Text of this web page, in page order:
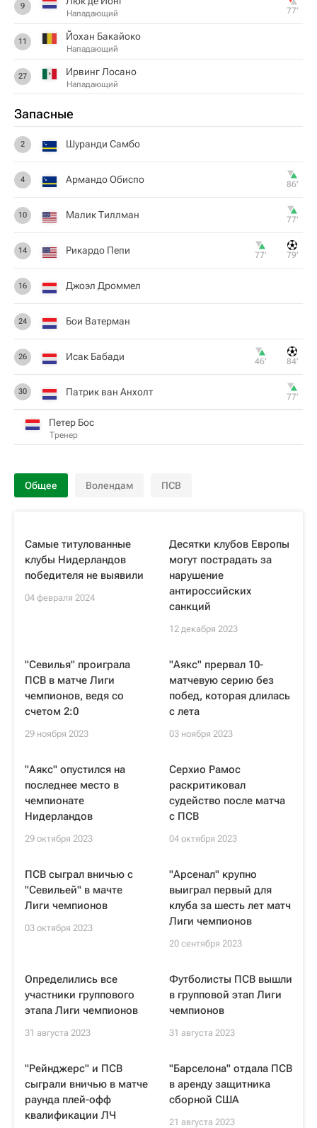
9
Нападающий 77‎’‎
11 Йохан Бакайоко
Нападающий
27 Ирвинг Лосано
Нападающий
Запасные
2 Шуранди Самбо
4 Армандо Обиспо 86‎’‎
10 Малик Тиллман 77‎’‎
14 Рикардо Пепи 77‎’‎ 79‎’‎
16 Джоэл Дроммел
24 Бои Ватерман
26 Исак Бабади 46‎’‎ 84‎’‎
30 Патрик ван Анхолт 77‎’‎
Петер Бос
Тренер
Общее Волендам ПСВ
Самые титулованные
клубы Нидерландов
победителя не выявили
04 февраля 2024
Десятки клубов Европы
могут пострадать за
нарушение
антироссийских
санкций
12 декабря 2023
"Севилья" проиграла
ПСВ в матче Лиги
чемпионов, ведя со
счетом 2:0
29 ноября 2023
"Аякс" прервал 10-
матчевую серию без
побед, которая длилась
с лета
03 ноября 2023
"Аякс" опустился на
последнее место в
чемпионате
Нидерландов
29 октября 2023
Серхио Рамос
раскритиковал
судейство после матча
с ПСВ
04 октября 2023
ПСВ сыграл вничью с
"Севильей" в мачте
Лиги чемпионов
03 октября 2023
"Арсенал" крупно
выиграл первый для
клуба за шесть лет матч
Лиги чемпионов
20 сентября 2023
Определились все
участники группового
этапа Лиги чемпионов
31 августа 2023
Футболисты ПСВ вышли
в групповой этап Лиги
чемпионов
31 августа 2023
"Рейнджерс" и ПСВ
сыграли вничью в матче
раунда плей-офф
квалификации ЛЧ
"Барселона" отдала ПСВ
в аренду защитника
сборной США
21 августа 2023